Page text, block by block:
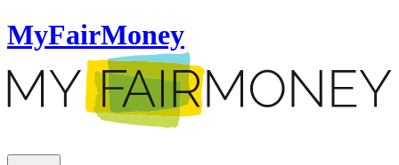
MyFairMoney